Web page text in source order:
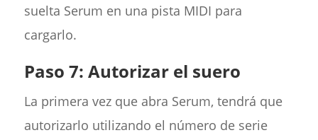
suelta Serum en una pista MIDI para
cargarlo.
Paso 7: Autorizar el suero
La primera vez que abra Serum, tendrá que
autorizarlo utilizando el número de serie